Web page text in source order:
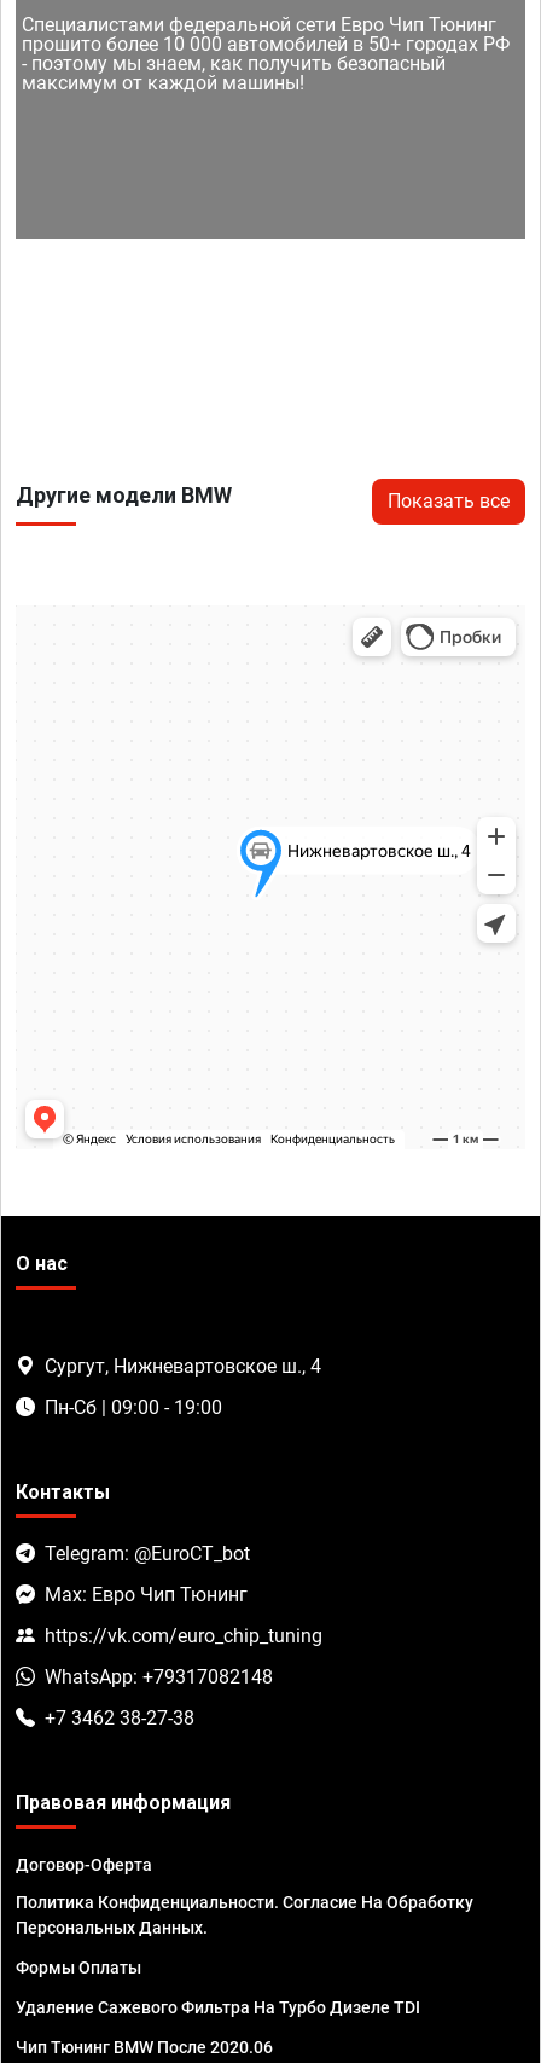
Специалистами федеральной сети Евро Чип Тюнинг
прошито более 10 000 автомобилей в 50+ городах РФ
- поэтому мы знаем, как получить безопасный
максимум от каждой машины!
Другие модели BMW Показать все
О нас
Сургут, Нижневартовское ш., 4
Пн-Сб | 09:00 - 19:00
Контакты
Telegram: @EuroCT_bot
Max: Евро Чип Тюнинг
https://vk.com/euro_chip_tuning
WhatsApp: +79317082148
+7 3462 38-27-38
Правовая информация
Договор-Оферта
Политика Конфиденциальности. Согласие На Обработку
Персональных Данных.
Формы Оплаты
Удаление Сажевого Фильтра На Турбо Дизеле TDI
Чип Тюнинг BMW После 2020.06